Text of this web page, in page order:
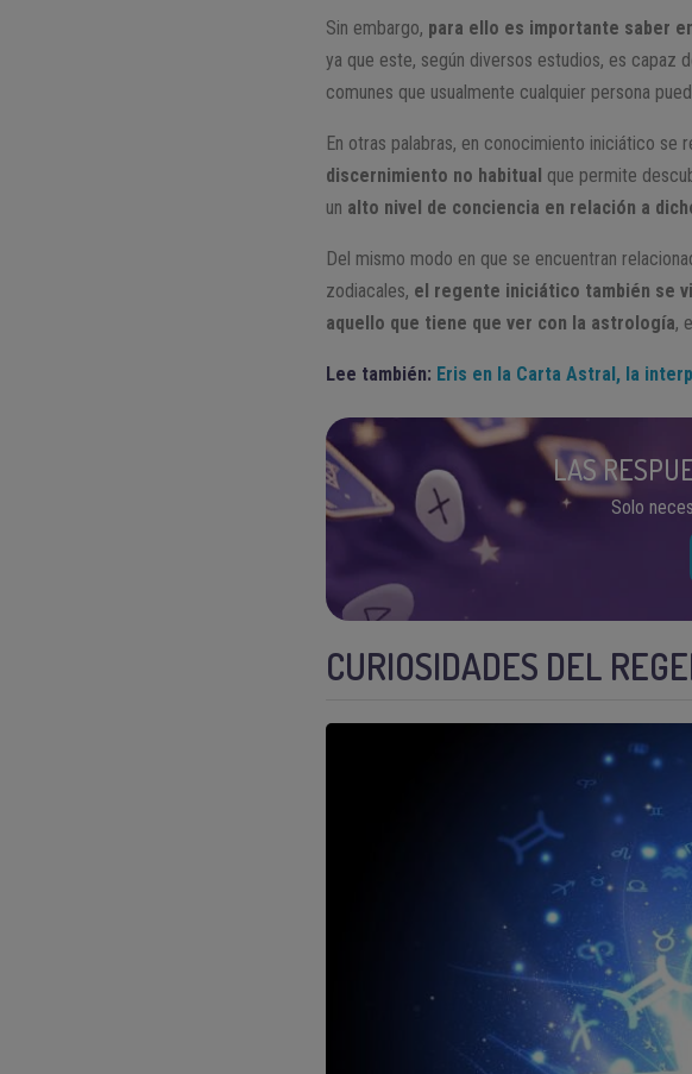
Sin embargo, para ello es importante saber
ya que este, según diversos estudios, es capaz
comunes que usualmente cualquier persona
En otras palabras, en conocimiento iniciático se
discernimiento no habitual que permite
un alto nivel de conciencia en relación a
Del mismo modo en que se encuentran
zodiacales, el regente iniciático también se
aquello que tiene que ver con la astrología,
Lee también: Eris en la Carta Astral, la
LAS
Solo
CURIOSIDADES DEL